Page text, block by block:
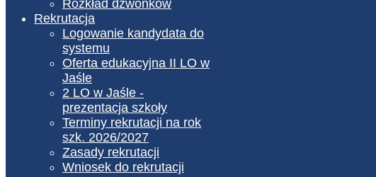
Rozkład dzwonków
Rekrutacja
Logowanie kandydata do
systemu
Oferta edukacyjna II LO w
Jaśle
2 LO w Jaśle -
prezentacja szkoły
Terminy rekrutacji na rok
szk. 2026/2027
Zasady rekrutacji
Wniosek do rekrutacji